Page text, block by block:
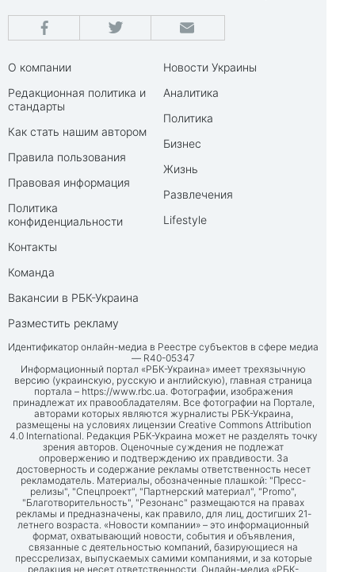
О компании
Редакционная политика и
стандарты
Как стать нашим автором
Правила пользования
Правовая информация
Политика
конфиденциальности
Контакты
Команда
Вакансии в РБК-Украина
Разместить рекламу
Новости Украины
Аналитика
Политика
Бизнес
Жизнь
Развлечения
Lifestyle
Идентификатор онлайн-медиа в Реестре субъектов в сфере медиа
— R40-05347
Информационный портал «РБК-Украина» имеет трехязычную
версию (украинскую, русскую и английскую), главная страница
портала – https://www.rbc.ua. Фотографии, изображения
принадлежат их правообладателям. Все фотографии на Портале,
авторами которых являются журналисты РБК-Украина,
размещены на условиях лицензии Creative Commons Attribution
4.0 International. Редакция РБК-Украина может не разделять точку
зрения авторов. Оценочные суждения не подлежат
опровержению и подтверждению их правдивости. За
достоверность и содержание рекламы ответственность несет
рекламодатель. Материалы, обозначенные плашкой: "Пресс-
релизы", "Спецпроект", "Партнерский материал", "Promo",
"Благотворительность", "Резонанс" размещаются на правах
рекламы и предназначены, как правило, для лиц, достигших 21-
летнего возраста. «Новости компании» – это информационный
формат, охватывающий новости, события и объявления,
связанные с деятельностью компаний, базирующиеся на
прессрелизах, выпускаемых самими компаниями, и за которые
редакция не несет ответственности. Онлайн-медиа «РБК-